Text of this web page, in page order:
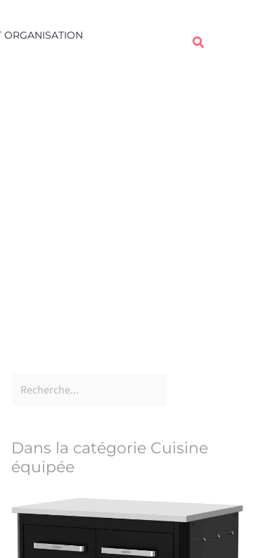
ORGANISATION
Rechercher
Dans la catégorie Cuisine
équipée